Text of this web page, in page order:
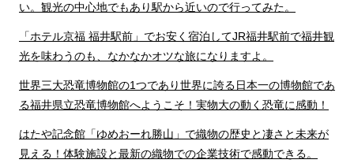
い。観光の中心地でもあり駅から近いので行ってみた。
「ホテル京福 福井駅前」でお安く宿泊してJR福井駅前で福井観
光を味わうのも、なかなかオツな旅になりますよ。
世界三大恐竜博物館の1つであり世界に誇る日本一の博物館であ
る福井県立恐竜博物館へようこそ！実物大の動く恐竜に感動！
はたや記念館「ゆめおーれ勝山」で織物の歴史と凄さと未来が
見える！体験施設と最新の織物での企業技術で感動できる。